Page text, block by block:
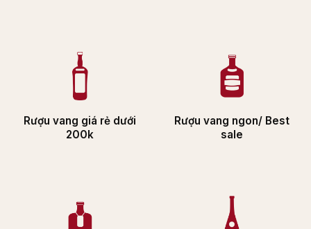
Rượu vang giá rẻ dưới
200k
Rượu vang ngon/ Best
sale